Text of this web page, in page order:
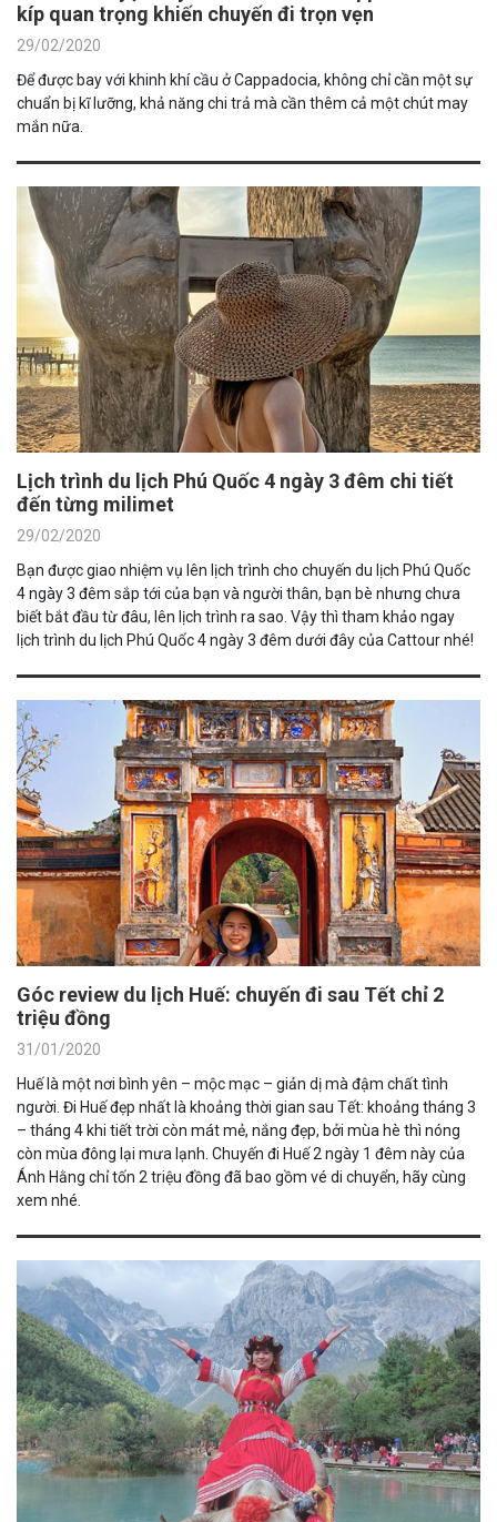
kíp quan trọng khiến chuyến đi trọn vẹn
29/02/2020
Để được bay với khinh khí cầu ở Cappadocia, không chỉ cần một sự
chuẩn bị kĩ lưỡng, khả năng chi trả mà cần thêm cả một chút may
mắn nữa.
Lịch trình du lịch Phú Quốc 4 ngày 3 đêm chi tiết
đến từng milimet
29/02/2020
Bạn được giao nhiệm vụ lên lịch trình cho chuyến du lịch Phú Quốc
4 ngày 3 đêm sắp tới của bạn và người thân, bạn bè nhưng chưa
biết bắt đầu từ đâu, lên lịch trình ra sao. Vậy thì tham khảo ngay
lịch trình du lịch Phú Quốc 4 ngày 3 đêm dưới đây của Cattour nhé!
Góc review du lịch Huế: chuyến đi sau Tết chỉ 2
triệu đồng
31/01/2020
Huế là một nơi bình yên – mộc mạc – giản dị mà đậm chất tình
người. Đi Huế đẹp nhất là khoảng thời gian sau Tết: khoảng tháng 3
– tháng 4 khi tiết trời còn mát mẻ, nắng đẹp, bởi mùa hè thì nóng
còn mùa đông lại mưa lạnh. Chuyến đi Huế 2 ngày 1 đêm này của
Ánh Hằng chỉ tốn 2 triệu đồng đã bao gồm vé di chuyển, hãy cùng
xem nhé.